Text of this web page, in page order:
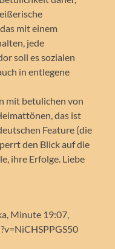
mit einem
jede
soll es sozialen
in entlegene
mit betulichen von
das ist
Feature (die
den Blick auf die
ihre Erfolge. Liebe
Minute 19:07,